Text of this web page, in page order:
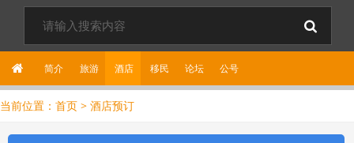
简介 旅游 酒店 移民 论坛 公号
当前位置： 首页 > 酒店预订